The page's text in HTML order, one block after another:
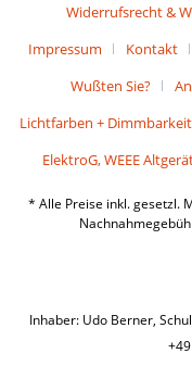
Widerrufsrecht &
Impressum
Kontakt
Wußten Sie?
Lichtfarben + Dimmbarkeit
ElektroG, WEEE
* Alle Preise inkl. gesetzl.
Inhaber: Udo Berner,